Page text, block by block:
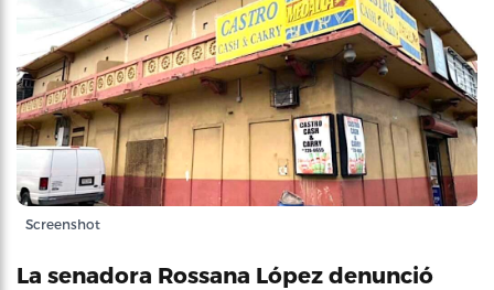
Screenshot
La senadora Rossana López denunció